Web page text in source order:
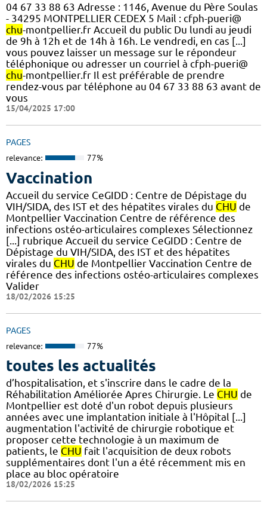
04 67 33 88 63 Adresse : 1146, Avenue du Père Soulas
- 34295 MONTPELLIER CEDEX 5 Mail : cfph-pueri@
chu-montpellier.fr Accueil du public Du lundi au jeudi
de 9h à 12h et de 14h à 16h. Le vendredi, en cas [...]
vous pouvez laisser un message sur le répondeur
téléphonique ou adresser un courriel à cfph-pueri@
chu-montpellier.fr Il est préférable de prendre
rendez-vous par téléphone au 04 67 33 88 63 avant de
vous
15/04/2025 17:00
PAGES
relevance: 77%
Vaccination
Accueil du service CeGIDD : Centre de Dépistage du
VIH/SIDA, des IST et des hépatites virales du CHU de
Montpellier Vaccination Centre de référence des
infections ostéo-articulaires complexes Sélectionnez
[...] rubrique Accueil du service CeGIDD : Centre de
Dépistage du VIH/SIDA, des IST et des hépatites
virales du CHU de Montpellier Vaccination Centre de
référence des infections ostéo-articulaires complexes
Valider
18/02/2026 15:25
PAGES
relevance: 77%
toutes les actualités
d’hospitalisation, et s'inscrire dans le cadre de la
Réhabilitation Améliorée Apres Chirurgie. Le CHU de
Montpellier est doté d'un robot depuis plusieurs
années avec une implantation initiale à l'Hôpital [...]
augmentation l'activité de chirurgie robotique et
proposer cette technologie à un maximum de
patients, le CHU fait l'acquisition de deux robots
supplémentaires dont l'un a été récemment mis en
place au bloc opératoire
18/02/2026 15:25